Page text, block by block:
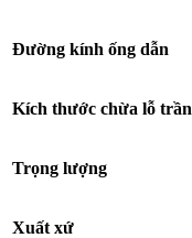
Đường kính ống dẫn
Kích thước chừa lỗ trần
Trọng lượng
Xuất xứ